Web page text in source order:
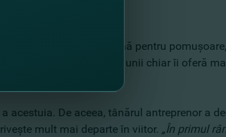
rapidă, numai bună pentru
oferite de tânăr, iar unii chiar îi oferă
acestuia. De aceea, tânărul antreprenor a
mult mai departe în viitor. „În primul